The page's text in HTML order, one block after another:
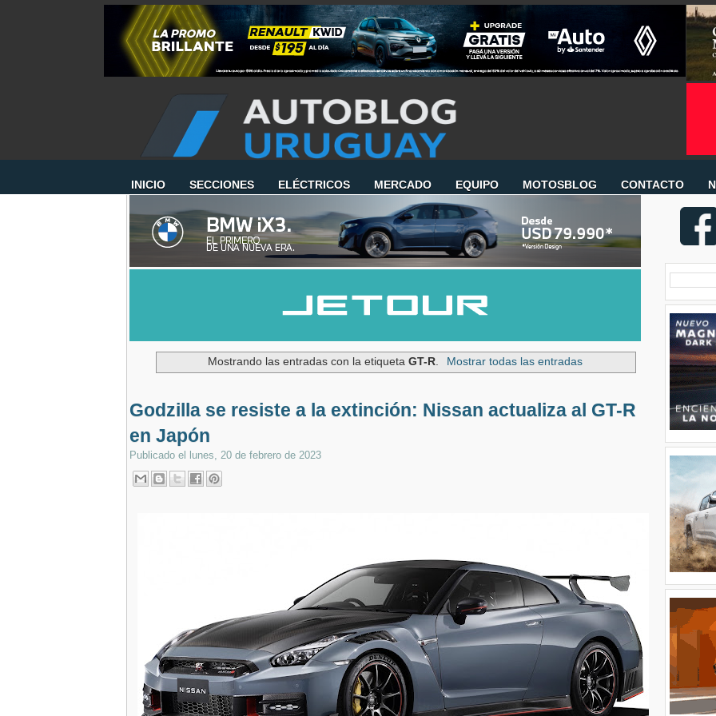
INICIO SECCIONES ELÉCTRICOS MERCADO EQUIPO MOTOSBLOG CONTACTO
Mostrando las entradas con la etiquetaGT-R. Mostrar todas las entradas
Godzilla se resiste a la extinción: Nissan actualiza al GT-R
en Japón
Publicado el lunes, 20 de febrero de 2023